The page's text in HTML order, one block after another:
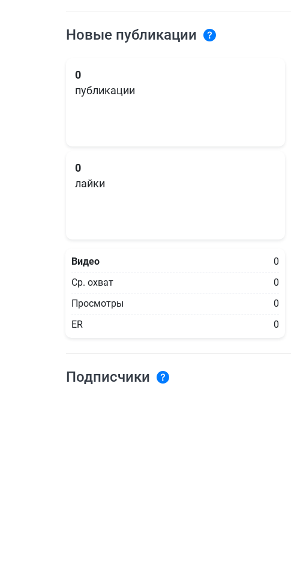
Новые публикации
0
публикации
0
лайки
Видео
0
Ср. охват
0
Просмотры
0
ER
0
Подписчики